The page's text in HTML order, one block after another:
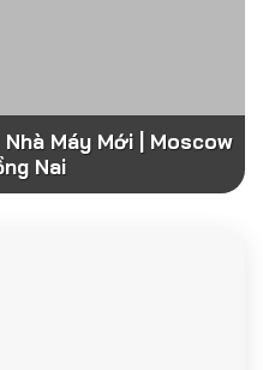
Máy Mới | Moscow
Nai